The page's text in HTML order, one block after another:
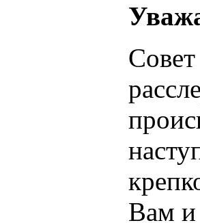
Вам и